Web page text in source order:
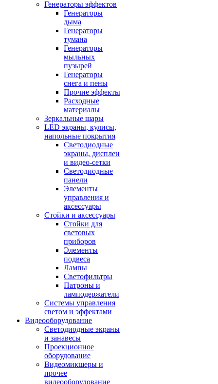
Генераторы эффектов
Генераторы
дыма
Генераторы
тумана
Генераторы
мыльных
пузырей
Генераторы
снега и пены
Прочие эффекты
Расходные
материалы
Зеркальные шары
LED экраны, кулисы,
напольные покрытия
Светодиодные
экраны, дисплеи
и видео-сетки
Светодиодные
панели
Элементы
управления и
аксессуары
Стойки и аксессуары
Стойки для
световых
приборов
Элементы
подвеса
Лампы
Светофильтры
Патроны и
ламподержатели
Системы управления
светом и эффектами
Видеооборудование
Светодиодные экраны
и занавесы
Проекционное
оборудование
Видеомикшеры и
прочее
видеооборудование